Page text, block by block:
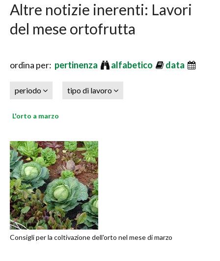
Altre notizie inerenti: Lavori
del mese ortofrutta
ordina per: pertinenza alfabetico data
periodo tipo di lavoro
L'orto a marzo
Consigli per la coltivazione dell'orto nel mese di marzo